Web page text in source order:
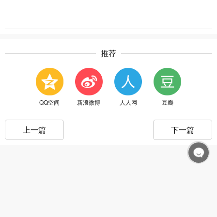
推荐
QQ空间 新浪微博 人人网 豆瓣
上一篇 下一篇